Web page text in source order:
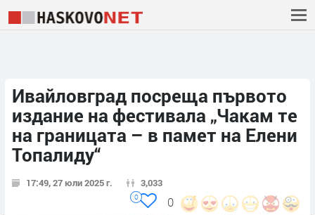
Ивайловград посреща първото
издание на фестивала „Чакам те
на границата – в памет на Елени
Топалиду“
17:49, 27 юли 2025 г. 3,033
0
0